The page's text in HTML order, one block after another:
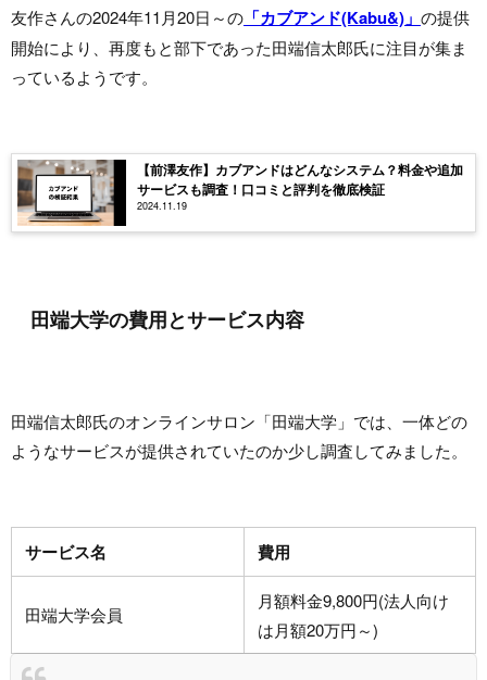
友作さんの2024年11月20日～の 「カブアンド(Kabu&)」 の提供
開始により、再度もと部下であった田端信太郎氏に注目が集ま
っているようです。
【前澤友作】カブアンドはどんなシステム？料金や追加
サービスも調査！口コミと評判を徹底検証
2024.11.19
田端大学の費用とサービス内容
田端信太郎氏のオンラインサロン「田端大学」では、一体どの
ようなサービスが提供されていたのか少し調査してみました。
サービス名 費用
田端大学会員
月額料金9,800円(法人向け
は月額20万円～)